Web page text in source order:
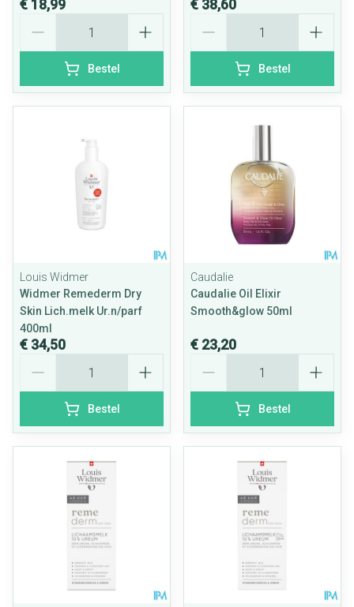
€ 18,99
Bestel
€ 38,60
Bestel
Louis Widmer
Widmer Remederm Dry
Skin Lich.melk Ur.n/parf
400ml
€ 34,50
Bestel
Caudalie
Caudalie Oil Elixir
Smooth&glow 50ml
€ 23,20
Bestel